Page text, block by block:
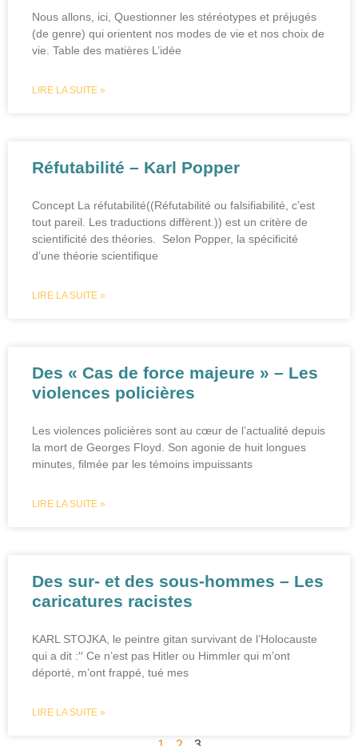
Nous allons, ici, Questionner les stéréotypes et préjugés
(de genre) qui orientent nos modes de vie et nos choix de
vie. Table des matières L’idée
LIRE LA SUITE »
Réfutabilité – Karl Popper
Concept La réfutabilité((Réfutabilité ou falsifiabilité, c’est
tout pareil. Les traductions diffèrent.)) est un critère de
scientificité des théories. Selon Popper, la spécificité
d’une théorie scientifique
LIRE LA SUITE »
Des « Cas de force majeure » – Les
violences policières
Les violences policières sont au cœur de l’actualité depuis
la mort de Georges Floyd. Son agonie de huit longues
minutes, filmée par les témoins impuissants
LIRE LA SUITE »
Des sur- et des sous-hommes – Les
caricatures racistes
KARL STOJKA, le peintre gitan survivant de l’Holocauste
qui a dit :′′ Ce n’est pas Hitler ou Himmler qui m’ont
déporté, m’ont frappé, tué mes
LIRE LA SUITE »